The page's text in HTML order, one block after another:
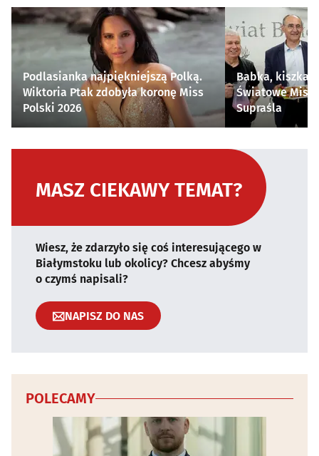
Podlasianka najpiękniejszą Polką.
Wiktoria Ptak zdobyła koronę Miss
Polski 2026
Babka, kiszka i
Światowe
Supraśla
MASZ CIEKAWY TEMAT?
Wiesz, że zdarzyło się coś interesującego w
Białymstoku lub okolicy? Chcesz abyśmy
o czymś napisali?
NAPISZ DO NAS
POLECAMY